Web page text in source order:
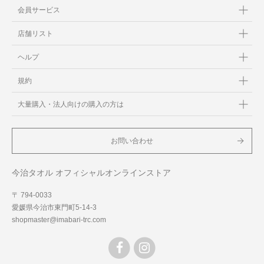
会員サービス
店舗リスト
ヘルプ
規約
大量購入・法人向けの購入の方は
お問い合わせ
今治タオル オフィシャルオンラインストア
〒 794-0033
愛媛県今治市東門町5-14-3
shopmaster@imabari-trc.com